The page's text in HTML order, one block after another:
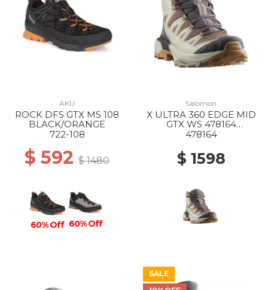
AKU
ROCK DFS GTX MS 108
BLACK/ORANGE
722-108
$ 592 $ 1480
60% Off 60% Off
Salomon
X ULTRA 360 EDGE MID
GTX WS 478164
BURLWOOD/VANILLA
478164
$ 1598
SALE